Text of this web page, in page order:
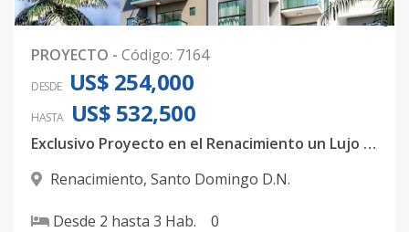
0
PROYECTO - Código: 7164
DESDE US$ 254,000
HASTA US$ 532,500
Exclusivo Proyecto en el Renacimiento un Lujo familiar
Renacimiento, Santo Domingo D.N.
Desde 2 hasta 3 Hab. 0